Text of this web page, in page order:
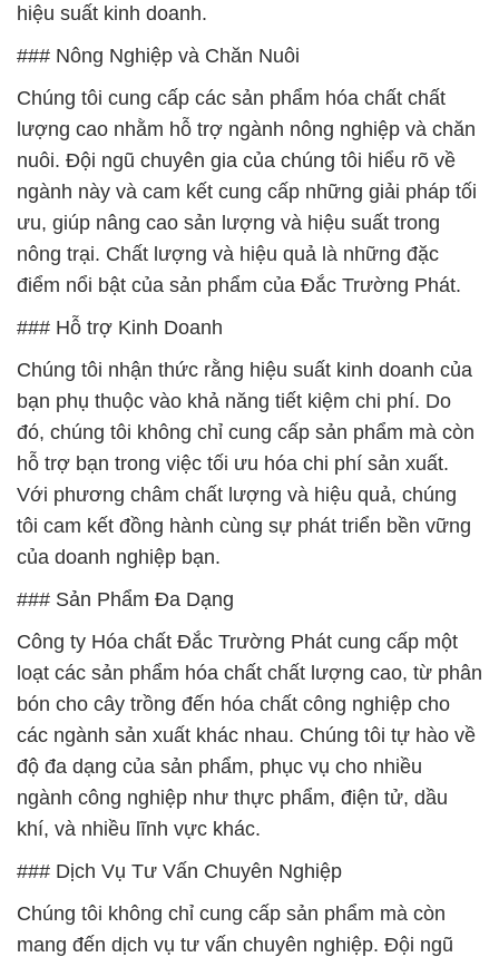
hiệu suất kinh doanh.
### Nông Nghiệp và Chăn Nuôi
Chúng tôi cung cấp các sản phẩm hóa chất chất
lượng cao nhằm hỗ trợ ngành nông nghiệp và chăn
nuôi. Đội ngũ chuyên gia của chúng tôi hiểu rõ về
ngành này và cam kết cung cấp những giải pháp tối
ưu, giúp nâng cao sản lượng và hiệu suất trong
nông trại. Chất lượng và hiệu quả là những đặc
điểm nổi bật của sản phẩm của Đắc Trường Phát.
### Hỗ trợ Kinh Doanh
Chúng tôi nhận thức rằng hiệu suất kinh doanh của
bạn phụ thuộc vào khả năng tiết kiệm chi phí. Do
đó, chúng tôi không chỉ cung cấp sản phẩm mà còn
hỗ trợ bạn trong việc tối ưu hóa chi phí sản xuất.
Với phương châm chất lượng và hiệu quả, chúng
tôi cam kết đồng hành cùng sự phát triển bền vững
của doanh nghiệp bạn.
### Sản Phẩm Đa Dạng
Công ty Hóa chất Đắc Trường Phát cung cấp một
loạt các sản phẩm hóa chất chất lượng cao, từ phân
bón cho cây trồng đến hóa chất công nghiệp cho
các ngành sản xuất khác nhau. Chúng tôi tự hào về
độ đa dạng của sản phẩm, phục vụ cho nhiều
ngành công nghiệp như thực phẩm, điện tử, dầu
khí, và nhiều lĩnh vực khác.
### Dịch Vụ Tư Vấn Chuyên Nghiệp
Chúng tôi không chỉ cung cấp sản phẩm mà còn
mang đến dịch vụ tư vấn chuyên nghiệp. Đội ngũ